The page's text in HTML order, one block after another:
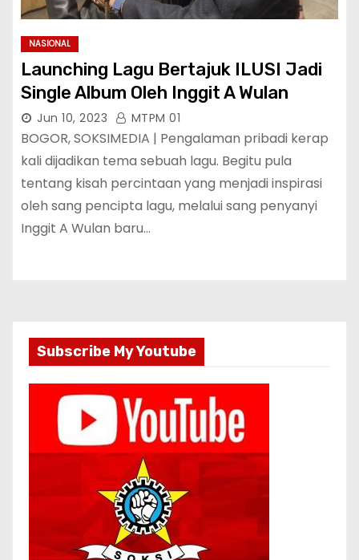
NASIONAL
Launching Lagu Bertajuk ILUSI Jadi
Single Album Oleh Inggit A Wulan
Jun 10, 2023 MTPM 01
BOGOR, SOKSIMEDIA | Pengalaman pribadi kerap
kali dijadikan tema sebuah lagu. Begitu pula
tentang kisah percintaan yang menjadi inspirasi
oleh sang pencipta lagu, melalui sang penyanyi
Inggit A Wulan baru…
Subscribe My Youtube